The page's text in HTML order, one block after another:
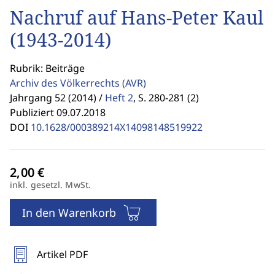
Nachruf auf Hans-Peter Kaul
(1943-2014)
Rubrik: Beiträge
Archiv des Völkerrechts (AVR)
Jahrgang 52 (2014) / Heft 2, S. 280-281 (2)
Publiziert 09.07.2018
DOI 10.1628/000389214X14098148519922
inkl. gesetzl. MwSt.
In den Warenkorb
Artikel PDF